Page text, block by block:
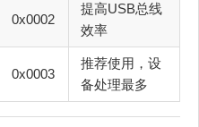
0x0002
提高USB总线
效率
0x0003
推荐使用，设
备处理最多